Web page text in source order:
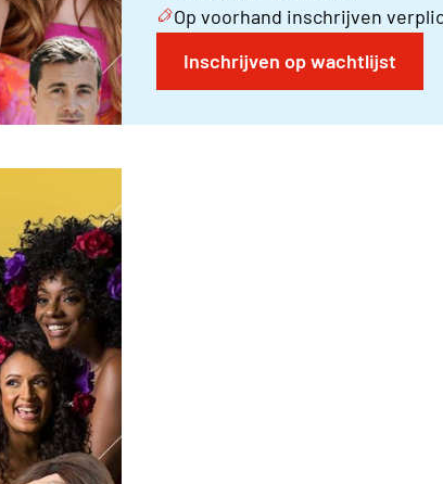
Op voorhand inschrijven
Inschrijven op wachtlijst